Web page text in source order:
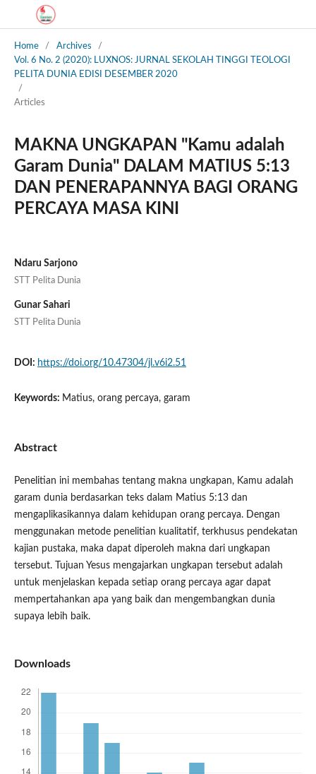
Home / Archives
/
Vol. 6 No. 2 (2020): LUXNOS: JURNAL SEKOLAH TINGGI TEOLOGI
PELITA DUNIA EDISI DESEMBER 2020
/
Articles
MAKNA UNGKAPAN "Kamu adalah
Garam Dunia" DALAM MATIUS 5:13
DAN PENERAPANNYA BAGI ORANG
PERCAYA MASA KINI
Ndaru Sarjono
STT Pelita Dunia
Gunar Sahari
STT Pelita Dunia
DOI: https://doi.org/10.47304/jl.v6i2.51
Keywords: Matius, orang percaya, garam
Abstract
Penelitian ini membahas tentang makna ungkapan, Kamu adalah
garam dunia berdasarkan teks dalam Matius 5:13 dan
mengaplikasikannya dalam kehidupan orang percaya. Dengan
menggunakan metode penelitian kualitatif, terkhusus pendekatan
kajian pustaka, maka dapat diperoleh makna dari ungkapan
tersebut. Tujuan Yesus mengajarkan ungkapan tersebut adalah
untuk menjelaskan kepada setiap orang percaya agar dapat
mempertahankan apa yang baik dan mengembangkan dunia
supaya lebih baik.
Downloads